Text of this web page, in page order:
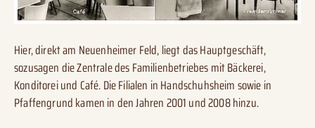
Hier, direkt am Neuenheimer Feld, liegt das Hauptgeschäft,
sozusagen die Zentrale des Familienbetriebes mit Bäckerei,
Konditorei und Café. Die Filialen in Handschuhsheim sowie in
Pfaffengrund kamen in den Jahren 2001 und 2008 hinzu.